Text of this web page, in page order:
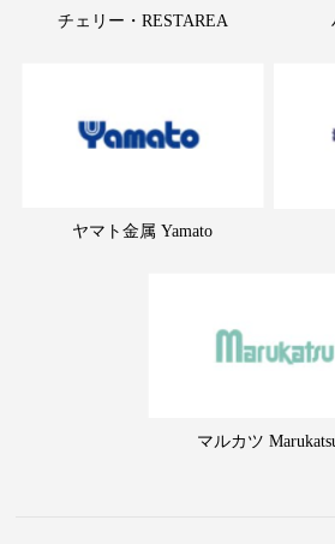
チェリー・RESTAREA
ヤマト金属 Yamato
マルカツ